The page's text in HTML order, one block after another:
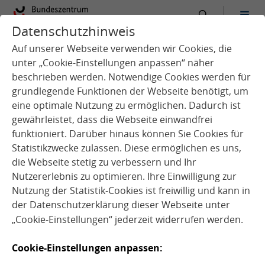
Datenschutzhinweis
Auf unserer Webseite verwenden wir Cookies, die
unter „Cookie-Einstellungen anpassen“ näher
beschrieben werden. Notwendige Cookies werden für
grundlegende Funktionen der Webseite benötigt, um
eine optimale Nutzung zu ermöglichen. Dadurch ist
gewährleistet, dass die Webseite einwandfrei
funktioniert. Darüber hinaus können Sie Cookies für
Statistikzwecke zulassen. Diese ermöglichen es uns,
die Webseite stetig zu verbessern und Ihr
Nutzererlebnis zu optimieren. Ihre Einwilligung zur
Nutzung der Statistik-Cookies ist freiwillig und kann in
der Datenschutzerklärung dieser Webseite unter
„Cookie-Einstellungen“ jederzeit widerrufen werden.
Cookie-Einstellungen anpassen:
:
14.01.2026